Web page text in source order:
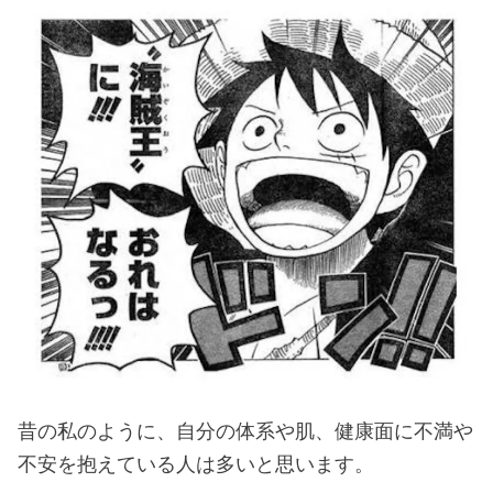
昔の私のように、自分の体系や肌、健康面に不満や
不安を抱えている人は多いと思います。